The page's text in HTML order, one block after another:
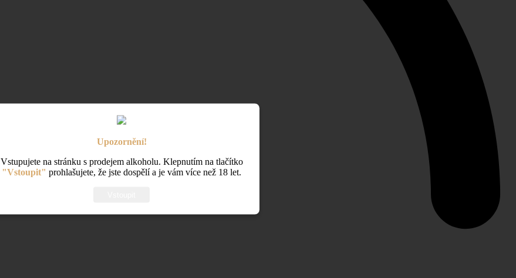
Upozornění!
Vstupujete na stránku s prodejem alkoholu. Klepnutím na tlačítko
"Vstoupit" prohlašujete, že jste dospělí a je vám více než 18 let.